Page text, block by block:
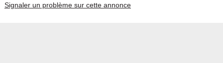
Signaler un problème sur cette annonce